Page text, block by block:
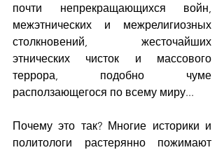
почти непрекращающихся войн,
межэтнических и межрелигиозных
столкновений, жесточайших
этнических чисток и массового
террора, подобно чуме
расползающегося по всему миру...
Почему это так? Многие историки и
политологи растерянно пожимают